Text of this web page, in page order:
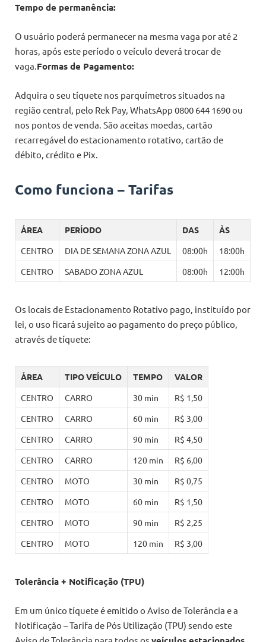
Tempo de permanência:
O usuário poderá permanecer na mesma vaga por até 2
horas, após este período o veículo deverá trocar de
vaga. Formas de Pagamento:
Adquira o seu tíquete nos parquímetros situados na
região central, pelo Rek Pay, WhatsApp 0800 644 1690 ou
nos pontos de venda. São aceitas moedas, cartão
recarregável do estacionamento rotativo, cartão de
débito, crédito e Pix.
Como funciona – Tarifas
ÁREA PERÍODO DAS
ÀS
CENTRO
DIA DE SEMANA ZONA AZUL 08:00h
18:00h
CENTRO
SABADO ZONA AZUL 08:00h 12:00h
Os locais de Estacionamento Rotativo pago, instituído por
lei, o uso ficará sujeito ao pagamento do preço público,
através de tíquete:
ÁREA TIPO VEÍCULO TEMPO
VALOR
CENTRO
CARRO 30 min
R$ 1,50
CENTRO
CARRO 60 min
R$ 3,00
CENTRO
CARRO 90 min
R$ 4,50
CENTRO
CARRO 120 min
R$ 6,00
CENTRO
MOTO 30 min
R$ 0,75
CENTRO
MOTO 60 min
R$ 1,50
CENTRO
MOTO 90 min
R$ 2,25
CENTRO
MOTO 120 min R$ 3,00
Tolerância + Notificação (TPU)
Em um único tíquete é emitido o Aviso de Tolerância e a
Notificação – Tarifa de Pós Utilização (TPU) sendo este